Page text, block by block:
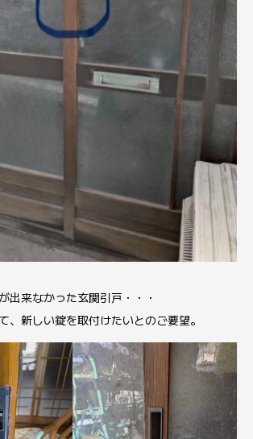
出来なかった玄関引戸・・・
、新しい錠を取付けたいとのご要望。